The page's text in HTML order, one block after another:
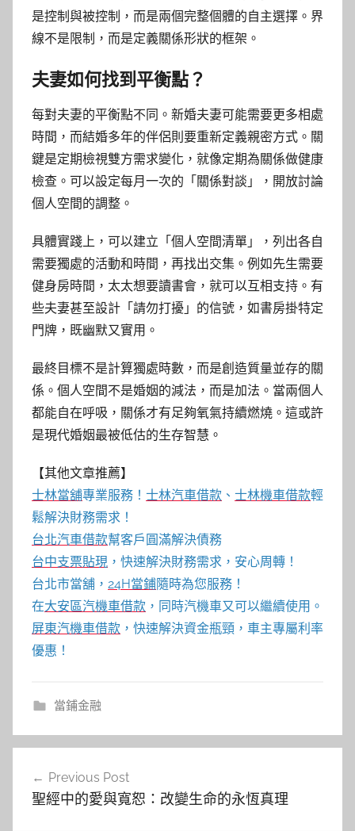
是控制與被控制，而是兩個完整個體的自主選擇。界
線不是限制，而是定義關係形狀的框架。
夫妻如何找到平衡點？
每對夫妻的平衡點不同。新婚夫妻可能需要更多相處
時間，而結婚多年的伴侶則要重新定義親密方式。關
鍵是定期檢視雙方需求變化，就像定期為關係做健康
檢查。可以設定每月一次的「關係對談」，開放討論
個人空間的調整。
具體實踐上，可以建立「個人空間清單」，列出各自
需要獨處的活動和時間，再找出交集。例如先生需要
健身房時間，太太想要讀書會，就可以互相支持。有
些夫妻甚至設計「請勿打擾」的信號，如書房掛特定
門牌，既幽默又實用。
最終目標不是計算獨處時數，而是創造質量並存的關
係。個人空間不是婚姻的減法，而是加法。當兩個人
都能自在呼吸，關係才有足夠氧氣持續燃燒。這或許
是現代婚姻最被低估的生存智慧。
【其他文章推薦】
士林當舖專業服務！ 士林汽車借款 、 士林機車借款輕
鬆解決財務需求！
台北汽車借款幫客戶圓滿解決債務
台中支票貼現 ，快速解決財務需求，安心周轉！
台北市當舖， 24H當鋪隨時為您服務！
在大安區汽機車借款 ，同時汽機車又可以繼續使用。
屏東汽機車借款 ，快速解決資金瓶頸，車主專屬利率
優惠！
當鋪金融
章
Previous Post
聖經中的愛與寬恕：改變生命的永恆真理